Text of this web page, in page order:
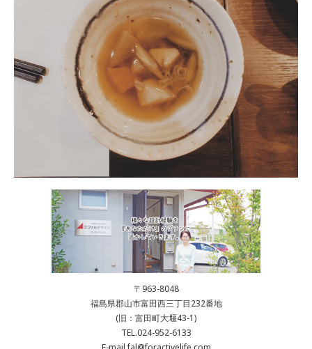
〒963-8048
福島県郡山市富田西三丁目232番地
(旧：富田町大堰43-1)
TEL.024-952-6133